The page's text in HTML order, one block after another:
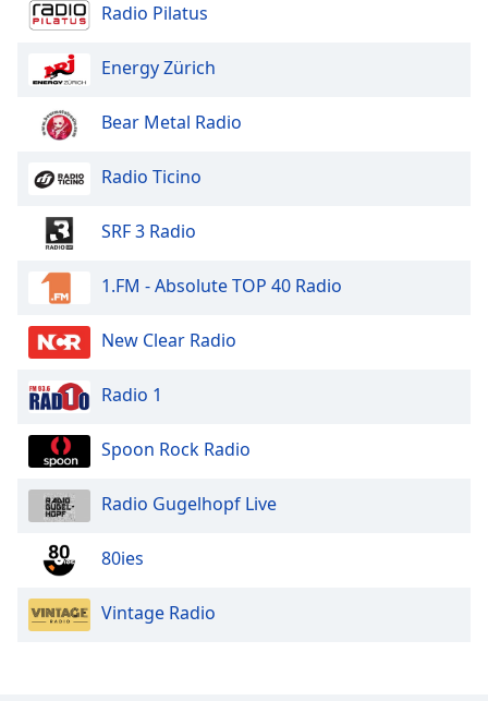
Radio Pilatus
Energy Zürich
Bear Metal Radio
Radio Ticino
SRF 3 Radio
1.FM - Absolute TOP 40 Radio
New Clear Radio
Radio 1
Spoon Rock Radio
Radio Gugelhopf Live
80ies
Vintage Radio